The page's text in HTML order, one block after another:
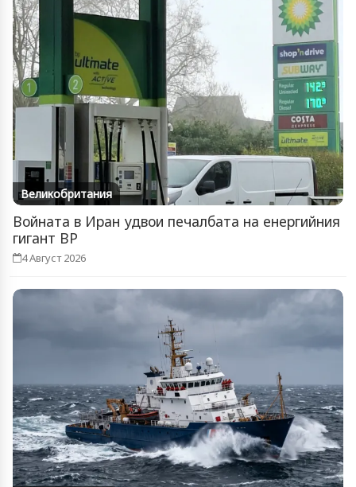
Великобритания
Войната в Иран удвои печалбата на енергийния
гигант BP
4 Август 2026